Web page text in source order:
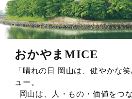
おかやまMICE
「晴れの日 岡山は、健やかな
ュー。
岡山は、人・もの・価値をつ